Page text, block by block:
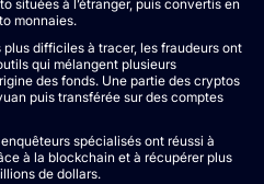
situées à l’étranger, puis convertis en
monnaies.
difficiles à tracer, les fraudeurs ont
qui mélangent plusieurs
des fonds. Une partie des cryptos
puis transférée sur des comptes
spécialisés ont réussi à
à la blockchain et à récupérer plus
de dollars.